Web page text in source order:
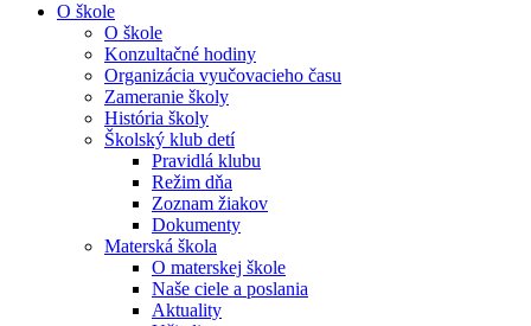
O škole
O škole
Konzultačné hodiny
Organizácia vyučovacieho času
Zameranie školy
História školy
Školský klub detí
Pravidlá klubu
Režim dňa
Zoznam žiakov
Dokumenty
Materská škola
O materskej škole
Naše ciele a poslania
Aktuality